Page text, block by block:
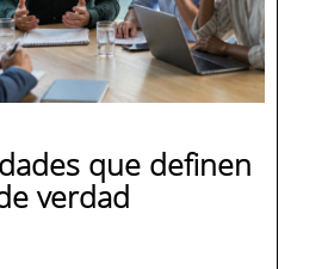
que definen
verdad